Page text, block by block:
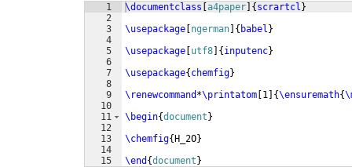
1
2
3
4
5
6
7
8
9
10
11
12
13
14
15
\documentclass [a4paper] {scrartcl }
\usepackage [ngerman] { babel }
\usepackage [utf8] {inputenc}
\usepackage{chemfig}
\renewcommand *\printatom [1 ] {\ensuremath{
\begin{document}
\chemfig{H_2O}
\end {document}